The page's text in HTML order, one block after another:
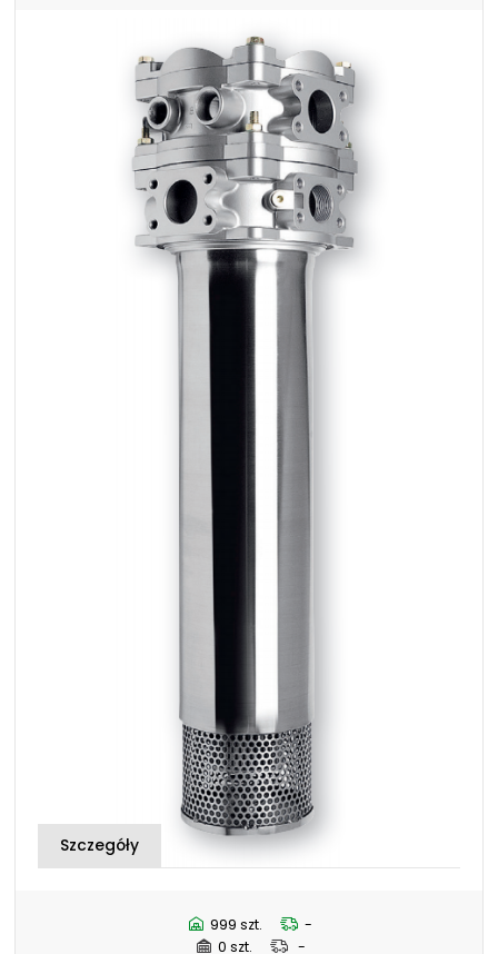
uszczelnienia@chss.pl
info@chss.pl
Centrum Hydrauliki Siłowej Jawor
59-400 Jawor, ul. Kuziennicza 5, POLSKA
Biuro obsługi klienta:
+48 535 424 483
Magazyn 24H:
+48 665 001 770
Projektowanie i budowa układów:
POWER HYDRAULICS SOLUTIONS
58-100 Świdnica, ul. Bystrzycka 17, POLSKA
www.powerhydraulics.eu
Engineering for motion
999 szt.
-
0 szt.
-